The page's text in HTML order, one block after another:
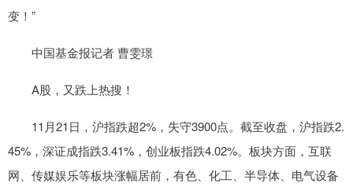
变！”
中国基金报记者 曹雯璟
A股，又跌上热搜！
11月21日，沪指跌超2%，失守3900点。截至收盘，沪指跌2.
45%，深证成指跌3.41%，创业板指跌4.02%。板块方面，互联
网、传媒娱乐等板块涨幅居前，有色、化工、半导体、电气设备